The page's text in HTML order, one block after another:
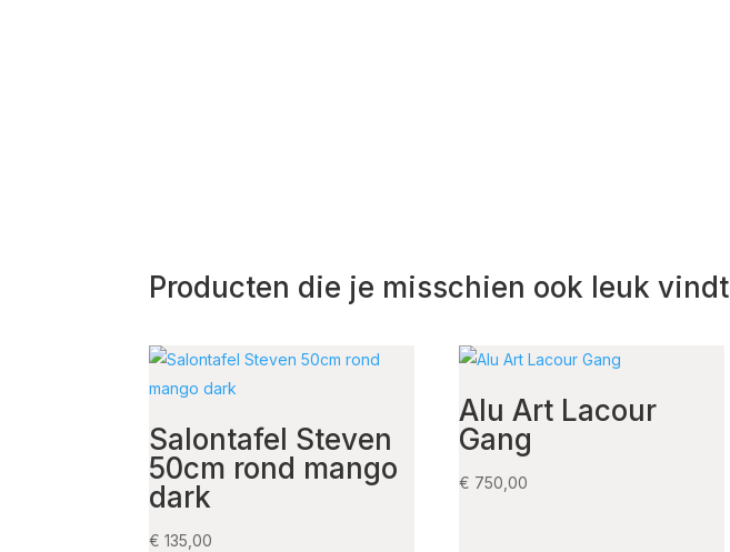
Producten die je misschien ook leuk vindt
Salontafel Steven
50cm rond mango
dark
€ 135,00
Alu Art Lacour
Gang
€ 750,00